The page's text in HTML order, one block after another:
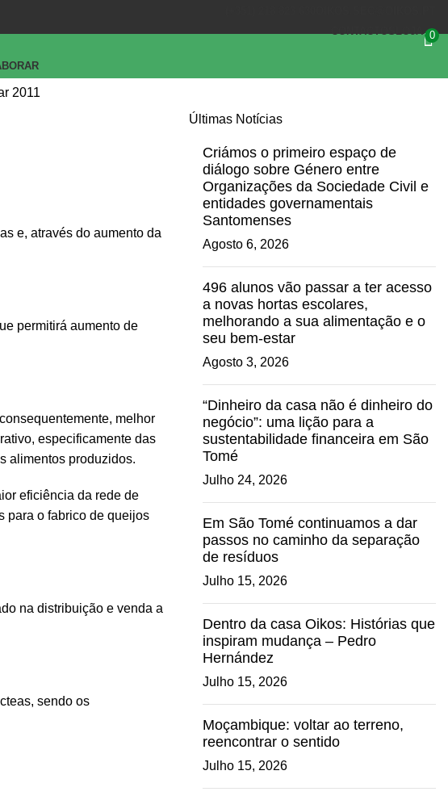
CONTACTOSLOJA 0
2011
e, através do aumento da
permitirá aumento de
melhor
especificamente das
alimentos produzidos.
eficiência da rede de
para o fabrico de queijos
na distribuição e venda a
sendo os
Últimas Notícias
Criámos o primeiro espaço de
diálogo sobre Género entre
Organizações da Sociedade Civil e
entidades governamentais
Santomenses
Agosto 6, 2026
496 alunos vão passar a ter acesso
a novas hortas escolares,
melhorando a sua alimentação e o
seu bem-estar
Agosto 3, 2026
“Dinheiro da casa não é dinheiro do
negócio”: uma lição para a
sustentabilidade financeira em São
Tomé
Julho 24, 2026
Em São Tomé continuamos a dar
passos no caminho da separação
de resíduos
Julho 15, 2026
Dentro da casa Oikos: Histórias que
inspiram mudança – Pedro
Hernández
Julho 15, 2026
Moçambique: voltar ao terreno,
reencontrar o sentido
Julho 15, 2026